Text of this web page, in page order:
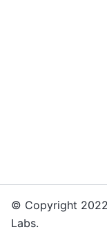
© Copyright
Labs.